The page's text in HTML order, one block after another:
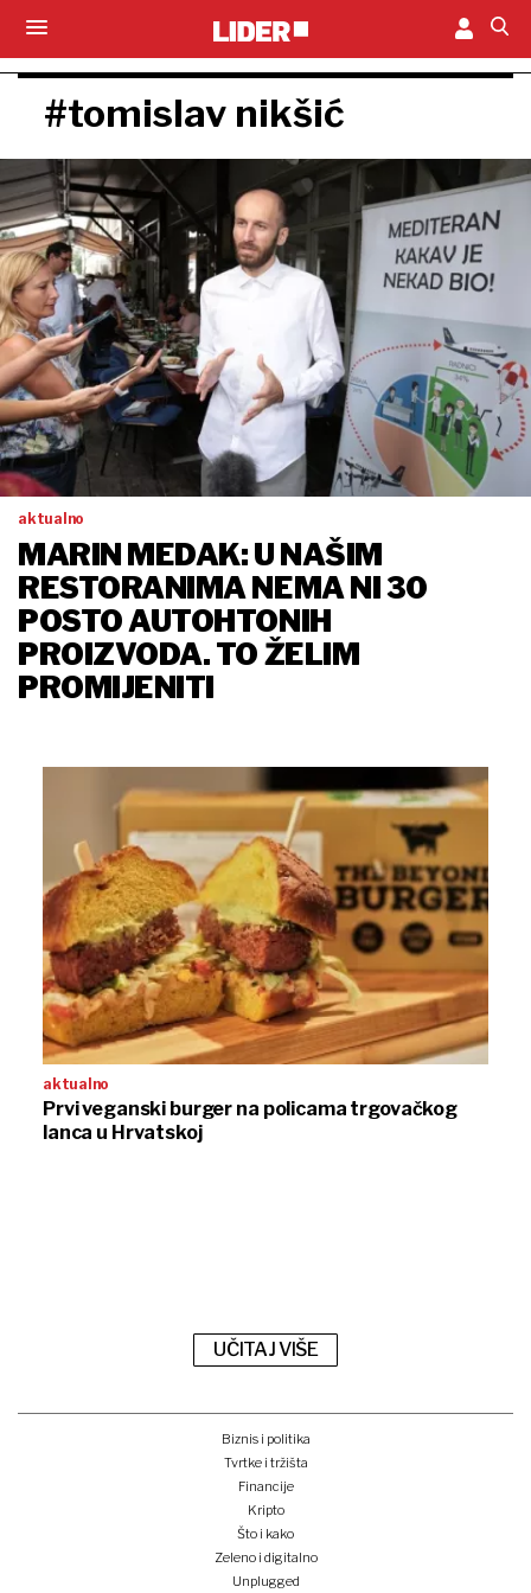
#tomislav nikšić
aktualno
MARIN MEDAK: U NAŠIM
RESTORANIMA NEMA NI 30
POSTO AUTOHTONIH
PROIZVODA. TO ŽELIM
PROMIJENITI
aktualno
Prvi veganski burger na policama trgovačkog
lanca u Hrvatskoj
UČITAJ VIŠE
Biznis i politika
Tvrtke i tržišta
Financije
Kripto
Što i kako
Zeleno i digitalno
Unplugged